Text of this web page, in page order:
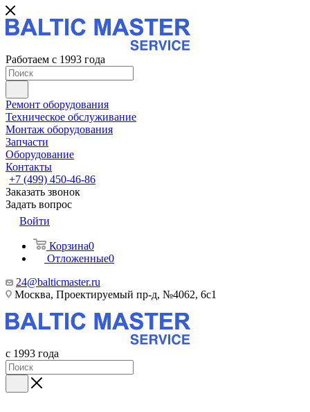
Работаем с 1993 года
Ремонт оборудования
Техническое обслуживание
Монтаж оборудования
Запчасти
Оборудование
Контакты
+7 (499) 450-46-86
Заказать звонок
Задать вопрос
Войти
Корзина0
Отложенные0
24@balticmaster.ru
Москва, Проектируемый пр-д, №4062, 6с1
с 1993 года